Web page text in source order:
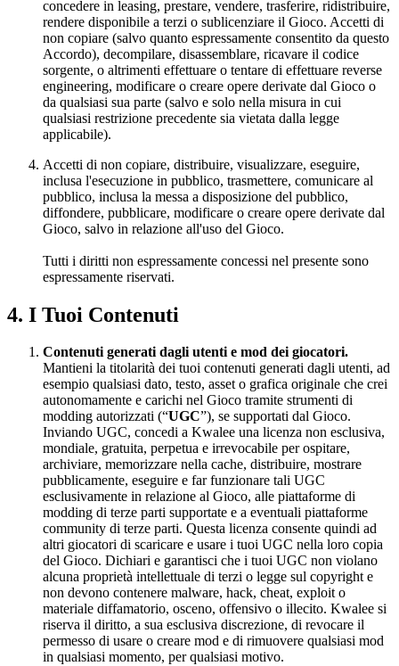
concedere in leasing, prestare, vendere, trasferire, ridistribuire,
rendere disponibile a terzi o sublicenziare il Gioco. Accetti di
non copiare (salvo quanto espressamente consentito da questo
Accordo), decompilare, disassemblare, ricavare il codice
sorgente, o altrimenti effettuare o tentare di effettuare reverse
engineering, modificare o creare opere derivate dal Gioco o
da qualsiasi sua parte (salvo e solo nella misura in cui
qualsiasi restrizione precedente sia vietata dalla legge
applicabile).
Accetti di non copiare, distribuire, visualizzare, eseguire,
inclusa l'esecuzione in pubblico, trasmettere, comunicare al
pubblico, inclusa la messa a disposizione del pubblico,
diffondere, pubblicare, modificare o creare opere derivate dal
Gioco, salvo in relazione all'uso del Gioco.
Tutti i diritti non espressamente concessi nel presente sono
espressamente riservati.
4. I Tuoi Contenuti
Contenuti generati dagli utenti e mod dei giocatori.
Mantieni la titolarità dei tuoi contenuti generati dagli utenti, ad
esempio qualsiasi dato, testo, asset o grafica originale che crei
autonomamente e carichi nel Gioco tramite strumenti di
modding autorizzati (“UGC”), se supportati dal Gioco.
Inviando UGC, concedi a Kwalee una licenza non esclusiva,
mondiale, gratuita, perpetua e irrevocabile per ospitare,
archiviare, memorizzare nella cache, distribuire, mostrare
pubblicamente, eseguire e far funzionare tali UGC
esclusivamente in relazione al Gioco, alle piattaforme di
modding di terze parti supportate e a eventuali piattaforme
community di terze parti. Questa licenza consente quindi ad
altri giocatori di scaricare e usare i tuoi UGC nella loro copia
del Gioco. Dichiari e garantisci che i tuoi UGC non violano
alcuna proprietà intellettuale di terzi o legge sul copyright e
non devono contenere malware, hack, cheat, exploit o
materiale diffamatorio, osceno, offensivo o illecito. Kwalee si
riserva il diritto, a sua esclusiva discrezione, di revocare il
permesso di usare o creare mod e di rimuovere qualsiasi mod
in qualsiasi momento, per qualsiasi motivo.